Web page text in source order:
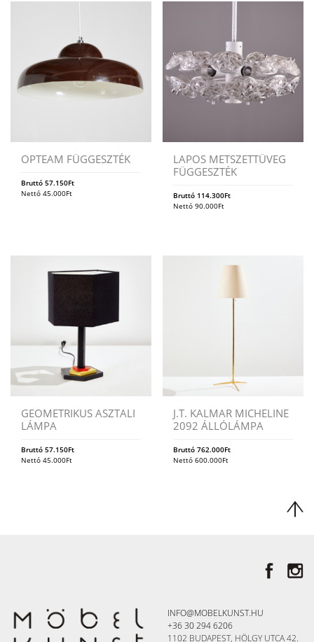
OPTEAM FÜGGESZTÉK
Bruttó 57.150Ft
Nettó 45.000Ft
LAPOS METSZETTÜVEG
FÜGGESZTÉK
Bruttó 114.300Ft
Nettó90.000Ft
GEOMETRIKUS ASZTALI
LÁMPA
Bruttó 57.150Ft
Nettó 45.000Ft
J.T. KALMAR MICHELINE
2092 ÁLLÓLÁMPA
Bruttó762.000Ft
Nettó600.000Ft
INFO@MOBELKUNST.HU
+36 30 294 6206
1102 BUDAPEST, HÖLGY UTCA 42.